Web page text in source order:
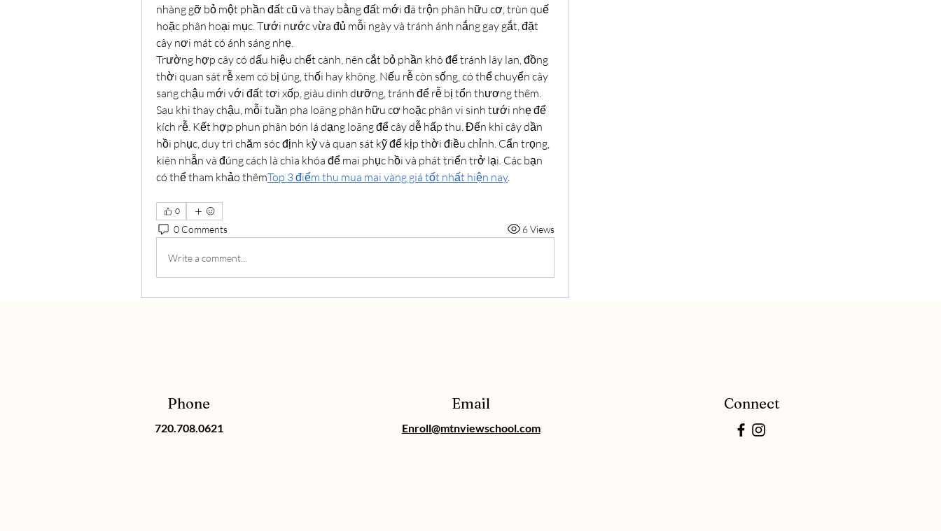
nhàng gỡ bỏ một phần đất cũ và thay bằng đất mới đã trộn phân hữu cơ, trùn quế
hoặc phân hoại mục. Tưới nước vừa đủ mỗi ngày và tránh ánh nắng gay gắt, đặt
cây nơi mát có ánh sáng nhẹ.
Trường hợp cây có dấu hiệu chết cành, nên cắt bỏ phần khô để tránh lây lan, đồng
thời quan sát rễ xem có bị úng, thối hay không. Nếu rễ còn sống, có thể chuyển cây
sang chậu mới với đất tơi xốp, giàu dinh dưỡng, tránh để rễ bị tổn thương thêm.
Sau khi thay chậu, mỗi tuần pha loãng phân hữu cơ hoặc phân vi sinh tưới nhẹ để
kích rễ. Kết hợp phun phân bón lá dạng loãng để cây dễ hấp thu. Đến khi cây dần
hồi phục, duy trì chăm sóc định kỳ và quan sát kỹ để kịp thời điều chỉnh. Cẩn trọng,
kiên nhẫn và đúng cách là chìa khóa để mai phục hồi và phát triển trở lại. Các bạn
có thể tham khảo thêmTop 3 điểm thu mua mai vàng giá tốt nhất hiện nay.
0
0 Comments 6 Views
Write a comment...
Phone
720.708.0621
Email
Enroll@mtnviewschool.com
Connect